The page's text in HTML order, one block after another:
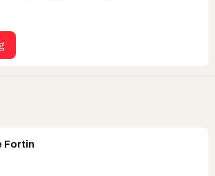
Fortin